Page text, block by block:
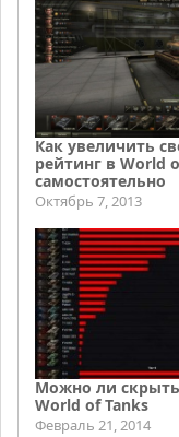
Как увеличить
рейтинг в World
самостоятельно
Октябрь 7, 2013
Можно ли скрыть
World of Tanks
Февраль 21, 2014